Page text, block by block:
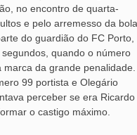
no encontro de quarta-
e pelo arremesso da bola
do guardião do FC Porto,
quando o número
da grande penalidade.
99 portista e Olegário
perceber se era Ricardo
o castigo máximo.